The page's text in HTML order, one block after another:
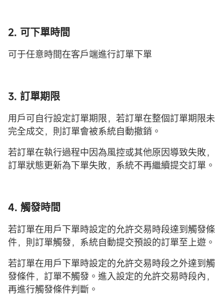
2. 可下單時間
可于任意時間在客戶端進行訂單下單
3. 訂單期限
用戶可自行設定訂單期限，若訂單在整個訂單期限未
完全成交，則訂單會被系統自動撤銷。
若訂單在執行過程中因為風控或其他原因導致失敗，
訂單狀態更新為下單失敗，系統不再繼續提交訂單。
4. 觸發時間
若訂單在用戶下單時設定的允許交易時段達到觸發條
件，則訂單觸發，系統自動提交預設的訂單至上遊。
若訂單在用戶下單時設定的允許交易時段之外達到觸
發條件，訂單不觸發。進入設定的允許交易時段內，
再進行觸發條件判斷。